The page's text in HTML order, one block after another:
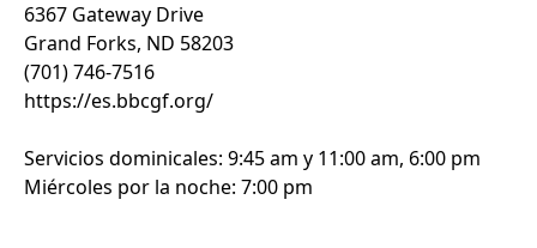
6367 Gateway Drive
Grand Forks, ND 58203
(701) 746-7516
https://es.bbcgf.org/
Servicios dominicales: 9:45 am y 11:00 am, 6:00 pm
Miércoles por la noche: 7:00 pm